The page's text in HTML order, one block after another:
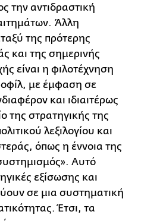
την αντιδραστική
Άλλη
της πρότερης
και της σημερινής
είναι η φιλοτέχνηση
με έμφαση σε
και ιδιαιτέρως
της στρατηγικής της
λεξιλογίου και
όπως η έννοια της
Αυτό
εξίσωσης και
σε μια συστηματική
Έτσι, τα